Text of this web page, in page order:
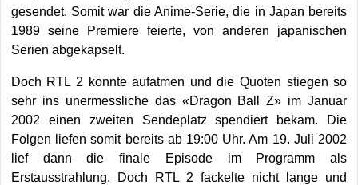
gesendet. Somit war die Anime-Serie, die in Japan bereits
1989 seine Premiere feierte, von anderen japanischen
Serien abgekapselt.
Doch RTL 2 konnte aufatmen und die Quoten stiegen so
sehr ins unermessliche das «Dragon Ball Z» im Januar
2002 einen zweiten Sendeplatz spendiert bekam. Die
Folgen liefen somit bereits ab 19:00 Uhr. Am 19. Juli 2002
lief dann die finale Episode im Programm als
Erstausstrahlung. Doch RTL 2 fackelte nicht lange und